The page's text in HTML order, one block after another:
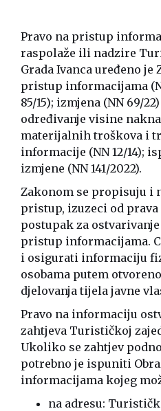
Pravo na pristup
raspolaže ili nadzire
Grada Ivanca uređeno je
pristup informacijama (
85/15); izmjena (NN 69/22
određivanje visine
materijalnih troškova i
informacije (NN 12/14);
izmjene (NN 141/2022).
Zakonom se propisuju i
pristup, izuzeci od
postupak za
pristup informacijama.
i osigurati informaciju
osobama putem
djelovanja tijela javne
Pravo na informaciju
zahtjeva Turističkoj
Ukoliko se zahtjev
potrebno je ispuniti
informacijama kojeg
na adresu: